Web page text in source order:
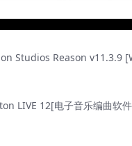
Studios Reason v11.3.9
LIVE 12[电子音乐编曲软